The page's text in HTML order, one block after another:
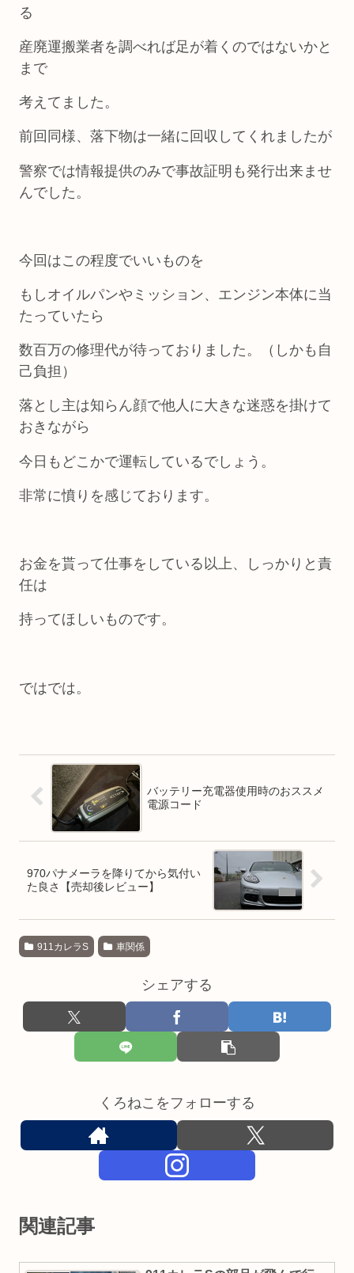
る
産廃運搬業者を調べれば足が着くのではないかと
まで
考えてました。
前回同様、落下物は一緒に回収してくれましたが
警察では情報提供のみで事故証明も発行出来ませ
んでした。
今回はこの程度でいいものを
もしオイルパンやミッション、エンジン本体に当
たっていたら
数百万の修理代が待っておりました。（しかも自
己負担）
落とし主は知らん顔で他人に大きな迷惑を掛けて
おきながら
今日もどこかで運転しているでしょう。
非常に憤りを感じております。
お金を貰って仕事をしている以上、しっかりと責
任は
持ってほしいものです。
ではでは。
バッテリー充電器使用時のおススメ
電源コード
970パナメーラを降りてから気付い
た良さ【売却後レビュー】
911カレラS 車関係
シェアする
くろねこをフォローする
関連記事